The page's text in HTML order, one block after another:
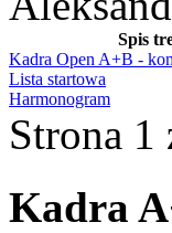
Spis
Kadra Open A+B -
Lista startowa
Harmonogram
Strona 1
Kadra